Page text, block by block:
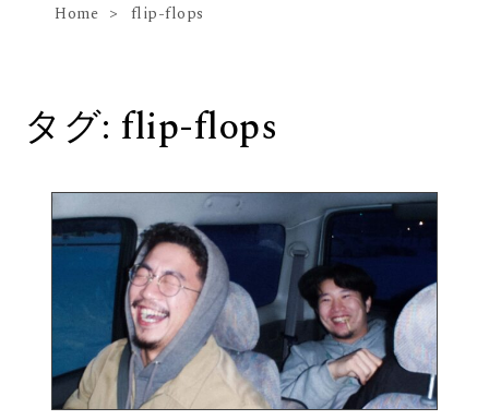
Home flip-flops
タグ: flip-flops